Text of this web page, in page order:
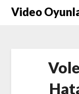
SkipVideo